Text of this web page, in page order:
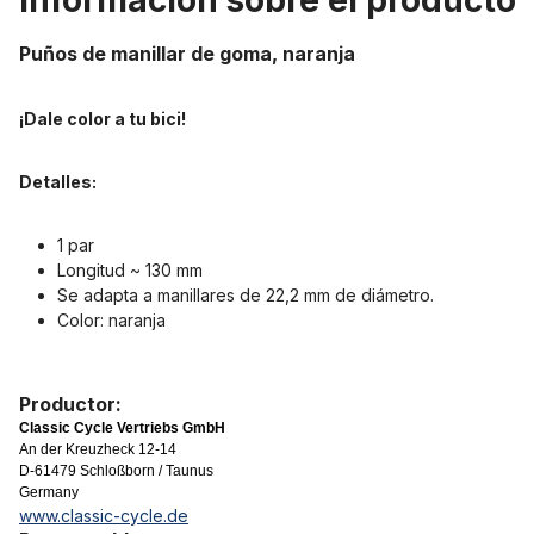
Puños de manillar de goma, naranja
¡Dale color a tu bici!
Detalles:
1 par
Longitud ~ 130 mm
Se adapta a manillares de 22,2 mm de diámetro.
Color: naranja
Productor:
Classic Cycle Vertriebs GmbH
An der Kreuzheck 12-14
D-61479 Schloßborn / Taunus
Germany
www.classic-cycle.de